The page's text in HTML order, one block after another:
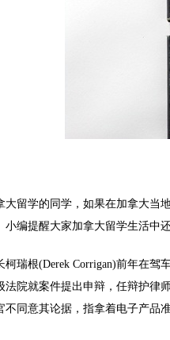
学的同学，如果在加拿大当地
小编提醒大家加拿大留学生活中
根(Derek Corrigan)前年在驾
法院就案件提出申辩，任辩护律
不同意其论据，指拿着电子产品